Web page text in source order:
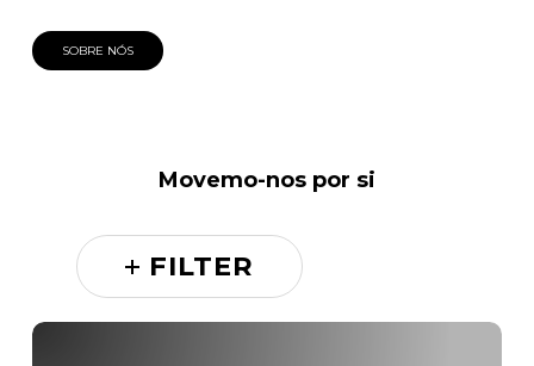
SOBRE NÓS
Movemo-nos por si
FILTER